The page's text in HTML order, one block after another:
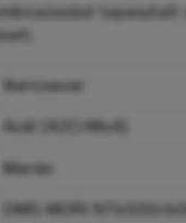
tapasztalt
Ikercsavar
Acél (42CrMo4)
Marás
DMG MORI NT6500/